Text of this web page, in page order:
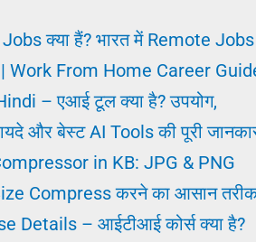
Z
130
Business
Ideas
चुने
क्या हैं? भारत में Remote Jobs
From Home Career
– एआई टूल क्या है? उपयोग,
और बेस्ट AI Tools की पूरी
in KB: JPG & PNG
Compress करने का आसान
Details – आईटीआई कोर्स क्या है?